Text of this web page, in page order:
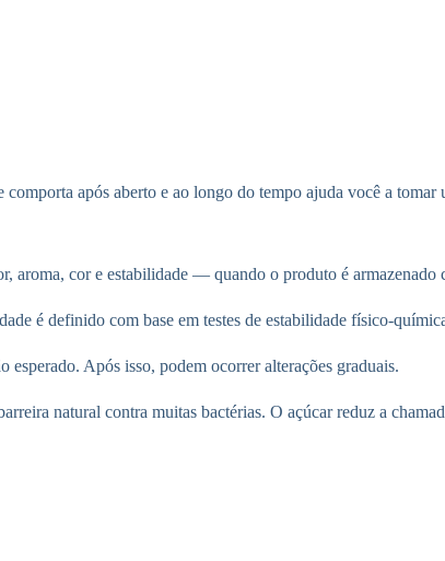
após aberto e ao longo do tempo ajuda você a tomar
cor e estabilidade — quando o produto é armazenado
é definido com base em testes de estabilidade físico-
esperado. Após isso, podem ocorrer alterações graduais.
natural contra muitas bactérias. O açúcar reduz a